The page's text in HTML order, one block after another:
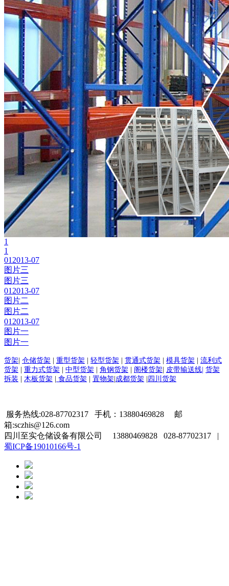
1
1
01 2013-07
图片三
图片三
01 2013-07
图片二
图片二
01 2013-07
图片一
图片一
货架 仓储货架 重型货架 轻型货架 贯通式货架 模具货架
流利式
货架
重力式货架 中型货架 角钢货架 阁楼货架 皮带输送线| 货架
拆装
木板货架 食品货架 置物架 成都货架 四川货架
服务热线:028-87702317 手机：13880469828 邮
箱:sczhis@126.com
四川至实仓储设备有限公司 13880469828 028-87702317 |
蜀ICP备19010166号-1